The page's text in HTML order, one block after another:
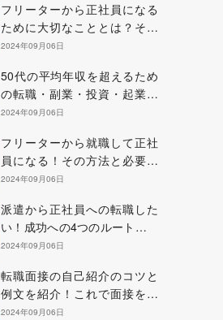
フリーターから正社員になる
ために大切なこととは？その
方法と知っておきたい心構え
2024年09月06日
50代の平均年収を超えるため
の転職・副業・投資・起業の
方法について
2024年09月06日
フリーターから就職して正社
員になる！その方法と必要な
準備やコツについて
2024年09月06日
派遣から正社員への転職した
い！成功への4つのルートを確
認しよう
2024年09月06日
転職面接の自己紹介のコツと
例文を紹介！これで面接を乗
り切ろう！
2024年09月06日